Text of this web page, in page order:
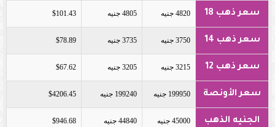
سعر ذهب 18 4820 جنيه 4805 جنيه $101.43
سعر ذهب 14 3750 جنيه 3735 جنيه $78.89
سعر ذهب 12 3215 جنيه 3205 جنيه $67.62
سعر الأونصة 199950 جنيه 199240 جنيه $4206.45
الجنيه الذهب 45000 جنيه 44840 جنيه $946.68